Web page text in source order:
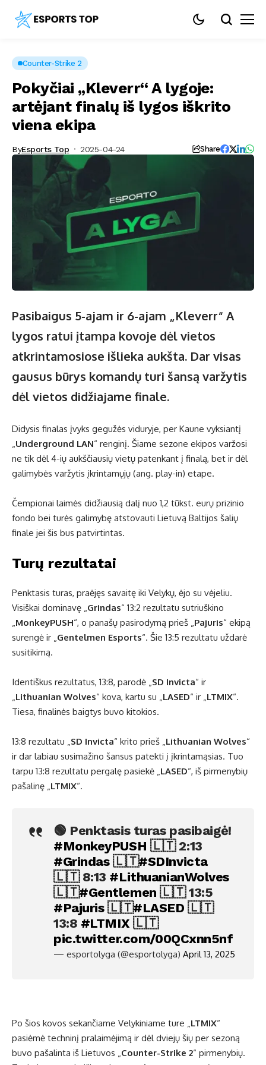
Counter-Strike 2
Pokyčiai „Kleverr“ A lygoje:
artėjant finalų iš lygos iškrito
viena ekipa
ByEsports Top 2025-04-24 Share
Pasibaigus 5-ajam ir 6-ajam „Kleverr“ A
lygos ratui įtampa kovoje dėl vietos
atkrintamosiose išlieka aukšta. Dar visas
gausus būrys komandų turi šansą varžytis
dėl vietos didžiajame finale.
Didysis finalas įvyks gegužės viduryje, per Kaune vyksiantį
„Underground LAN“ renginį. Šiame sezone ekipos varžosi
ne tik dėl 4-ių aukščiausių vietų patenkant į finalą, bet ir dėl
galimybės varžytis įkrintamųjų (ang. play-in) etape.
Čempionai laimės didžiausią dalį nuo 1,2 tūkst. eurų prizinio
fondo bei turės galimybę atstovauti Lietuvą Baltijos šalių
finale jei šis bus patvirtintas.
Turų rezultatai
Penktasis turas, praėjęs savaitę iki Velykų, ėjo su vėjeliu.
Visiškai dominavę „Grindas“ 13:2 rezultatu sutriuškino
„MonkeyPUSH“, o panašų pasirodymą prieš „Pajuris“ ekipą
surengė ir „Gentelmen Esports“. Šie 13:5 rezultatu uždarė
susitikimą.
Identiškus rezultatus, 13:8, parodė „SD Invicta“ ir
„Lithuanian Wolves“ kova, kartu su „LASED“ ir „LTMIX“.
Tiesa, finalinės baigtys buvo kitokios.
13:8 rezultatu „SD Invicta“ krito prieš „Lithuanian Wolves“
ir dar labiau susimažino šansus patekti į įkrintamąsias. Tuo
tarpu 13:8 rezultatu pergalę pasiekė „LASED“, iš pirmenybių
pašalinę „LTMIX“.
🟢 Penktasis turas pasibaigė!
#MonkeyPUSH 🇱🇹 2:13
#Grindas🇱🇹#SDInvicta
🇱🇹 8:13 #LithuanianWolves
🇱🇹#Gentlemen 🇱🇹 13:5
#Pajuris🇱🇹#LASED 🇱🇹
13:8 #LTMIX🇱🇹
pic.twitter.com/00QCxnn5nf
— esportolyga (@esportolyga) April 13, 2025
Po šios kovos sekančiame Velykiniame ture „LTMIX“
pasiėmė techninį pralaimėjimą ir dėl dviejų šių per sezoną
buvo pašalinta iš Lietuvos „Counter-Strike 2“ pirmenybių.